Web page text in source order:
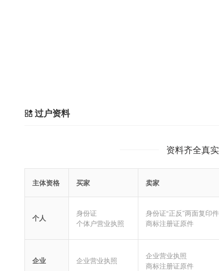
过户资料
资料齐全真
主体资格 买家 卖家
个人
身份证
个体户营业执照
身份证“正反”两面复印件
商标注册证原件
企业 企业营业执照
企业营业执照
商标注册证原件